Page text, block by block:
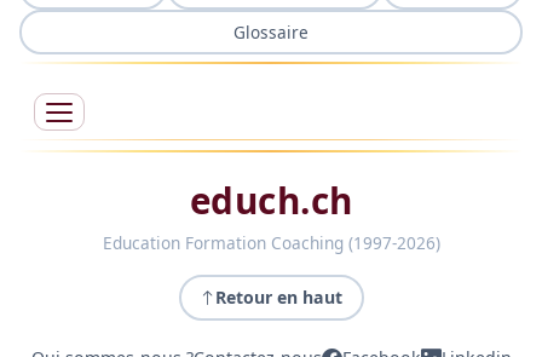
Glossaire
educh.ch
Education Formation Coaching (1997-2026)
Retour en haut